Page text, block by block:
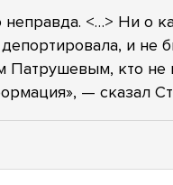
неправда. <…> Ни о
и не
Патрушевым, кто
— сказал